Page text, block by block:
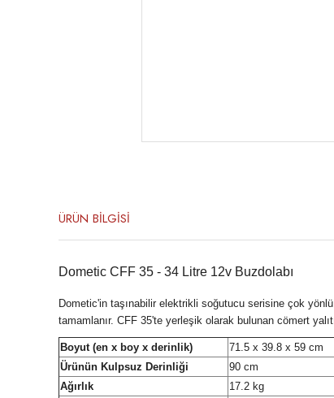
ÜRÜN BİLGİSİ
Dometic CFF 35 - 34 Litre 12v Buzdolabı
Dometic'in taşınabilir elektrikli soğutucu serisine çok
tamamlanır. CFF 35'te yerleşik olarak bulunan cömert
Boyut (en x boy x derinlik)
71.5 x 39.8 x 59 cm
Ürünün Kulpsuz Derinliği
90 cm
Ağırlık
17.2 kg